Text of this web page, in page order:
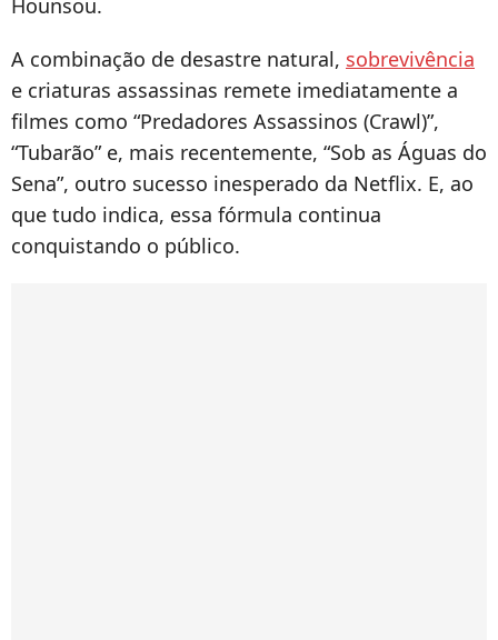
Hounsou.
A combinação de desastre natural, sobrevivência
e criaturas assassinas remete imediatamente a
filmes como “Predadores Assassinos (Crawl)”,
“Tubarão” e, mais recentemente, “Sob as Águas do
Sena”, outro sucesso inesperado da Netflix. E, ao
que tudo indica, essa fórmula continua
conquistando o público.